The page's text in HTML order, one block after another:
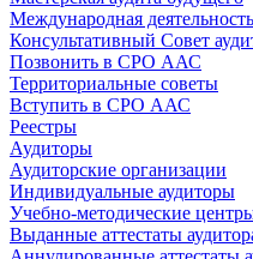
Международная деятельность
Консультативный Совет
Позвонить в СРО ААС
Территориальные советы
Вступить в СРО ААС
Реестры
Аудиторы
Аудиторские организации
Индивидуальные аудиторы
Учебно-методические
Выданные аттестаты